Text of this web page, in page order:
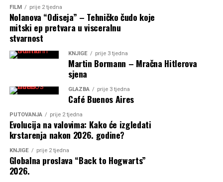
FILM prije 2 tjedna
Nolanova “Odiseja” – Tehničko čudo koje
mitski ep pretvara u visceralnu
stvarnost
KNJIGE prije 3 tjedna
Martin Bormann – Mračna Hitlerova
sjena
GLAZBA prije 3 tjedna
Café Buenos Aires
PUTOVANJA prije 2 tjedna
Evolucija na valovima: Kako će izgledati
krstarenja nakon 2026. godine?
KNJIGE prije 2 tjedna
Globalna proslava “Back to Hogwarts”
2026.